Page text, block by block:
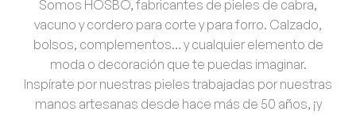
Somos HOSBO, fabricantes de pieles de cabra,
vacuno y cordero para corte y para forro. Calzado,
bolsos, complementos… y cualquier elemento de
moda o decoración que te puedas imaginar.
Inspírate por nuestras pieles trabajadas por nuestras
manos artesanas desde hace más de 50 años, ¡y